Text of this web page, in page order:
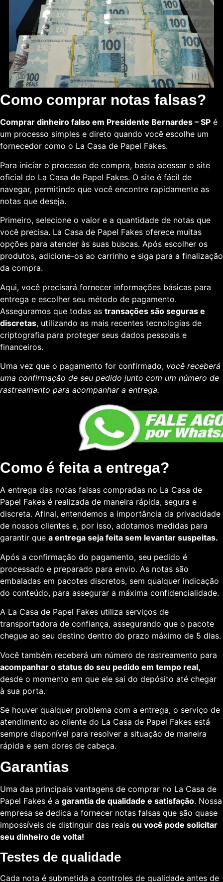
Como comprar notas falsas?
Comprar dinheiro falso em Presidente Bernardes – SP é
um processo simples e direto quando você escolhe um
fornecedor como o La Casa de Papel Fakes.
Para iniciar o processo de compra, basta acessar o site
oficial do La Casa de Papel Fakes. O site é fácil de
navegar, permitindo que você encontre rapidamente as
notas que deseja.
Primeiro, selecione o valor e a quantidade de notas que
você precisa. La Casa de Papel Fakes oferece muitas
opções para atender às suas buscas. Após escolher os
produtos, adicione-os ao carrinho e siga para a finalização
da compra.
Aqui, você precisará fornecer informações básicas para
entrega e escolher seu método de pagamento.
Asseguramos que todas as transações são seguras e
discretas, utilizando as mais recentes tecnologias de
criptografia para proteger seus dados pessoais e
financeiros.
Uma vez que o pagamento for confirmado, você receberá
uma confirmação de seu pedido junto com um número de
rastreamento para acompanhar a entrega.
Como é feita a entrega?
A entrega das notas falsas compradas no La Casa de
Papel Fakes é realizada de maneira rápida, segura e
discreta. Afinal, entendemos a importância da privacidade
de nossos clientes e, por isso, adotamos medidas para
garantir que a entrega seja feita sem levantar suspeitas.
Após a confirmação do pagamento, seu pedido é
processado e preparado para envio. As notas são
embaladas em pacotes discretos, sem qualquer indicação
do conteúdo, para assegurar a máxima confidencialidade.
A La Casa de Papel Fakes utiliza serviços de
transportadora de confiança, assegurando que o pacote
chegue ao seu destino dentro do prazo máximo de 5 dias.
Você também receberá um número de rastreamento para
acompanhar o status do seu pedido em tempo real,
desde o momento em que ele sai do depósito até chegar
à sua porta.
Se houver qualquer problema com a entrega, o serviço de
atendimento ao cliente do La Casa de Papel Fakes está
sempre disponível para resolver a situação de maneira
rápida e sem dores de cabeça.
Garantias
Uma das principais vantagens de comprar no La Casa de
Papel Fakes é a garantia de qualidade e satisfação. Nossa
empresa se dedica a fornecer notas falsas que são quase
impossíveis de distinguir das reais ou você pode solicitar
seu dinheiro de volta!
Testes de qualidade
Cada nota é submetida a controles de qualidade antes de